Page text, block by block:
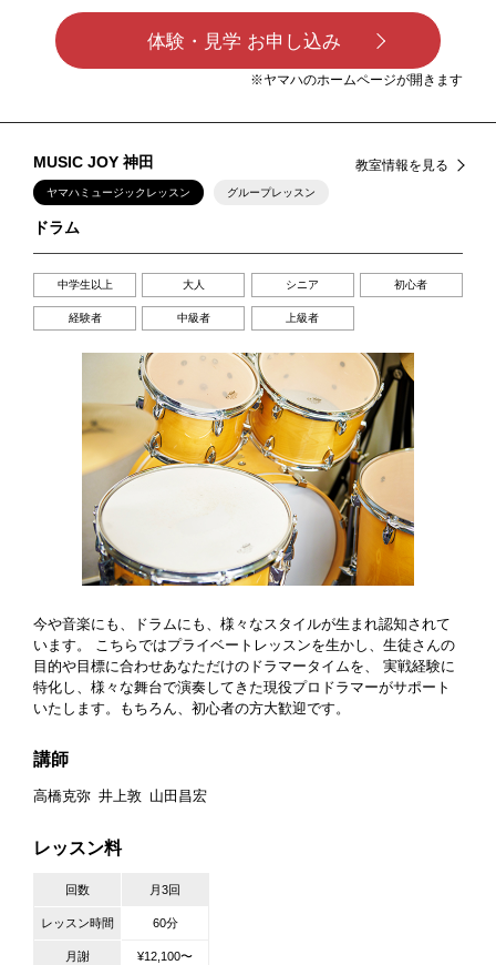
体験・見学 お申し込み
※ヤマハのホームページが開きます
MUSIC JOY 神田 教室情報を見る
ヤマハミュージックレッスン グループレッスン
ドラム
中学生以上 大人 シニア 初心者
経験者 中級者 上級者
今や音楽にも、ドラムにも、様々なスタイルが生まれ認知されて
います。 こちらではプライベートレッスンを生かし、生徒さんの
目的や目標に合わせあなただけのドラマータイムを、 実戦経験に
特化し、様々な舞台で演奏してきた現役プロドラマーがサポート
いたします。もちろん、初心者の方大歓迎です。
講師
高橋克弥 井上敦 山田昌宏
レッスン料
回数 月3回
レッスン時間 60分
月謝 ¥12,100〜